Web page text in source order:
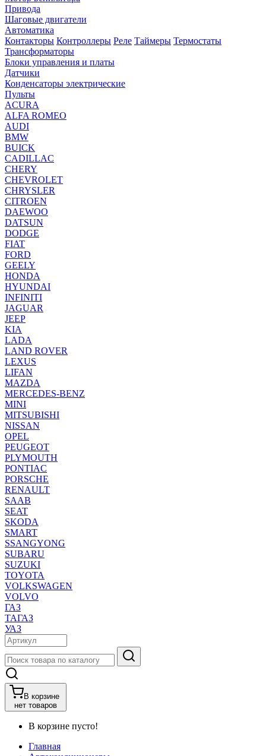
Привода
Шаговые двигатели
Автоматика
Контакторы Контроллеры Реле Таймеры Термостаты
Трансформаторы
Блоки управления и платы
Датчики
Конденсаторы электрические
Пульты
ACURA
ALFA ROMEO
AUDI
BMW
BUICK
CADILLAC
CHERY
CHEVROLET
CHRYSLER
CITROEN
DAEWOO
DATSUN
DODGE
FIAT
FORD
GEELY
HONDA
HYUNDAI
INFINITI
JAGUAR
JEEP
KIA
LADA
LAND ROVER
LEXUS
LIFAN
MAZDA
MERCEDES-BENZ
MINI
MITSUBISHI
NISSAN
OPEL
PEUGEOT
PLYMOUTH
PONTIAC
PORSCHE
RENAULT
SAAB
SEAT
SKODA
SMART
SSANGYONG
SUBARU
SUZUKI
TOYOTA
VOLKSWAGEN
VOLVO
ГАЗ
ТАГАЗ
УАЗ
В корзине
нет товаров
В корзине пусто!
Главная